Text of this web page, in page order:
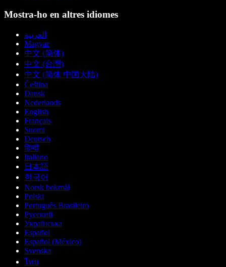
Mostra-ho en altres idiomes
العربية
Magyar
中文 (简体)
中文 (台灣)
中文 (简体 中国大陆)
Čeština
Dansk
Nederlands
English
Français
Suomi
Deutsch
हिन्दी
Italiano
日本語
한국어
Norsk bokmål
Polski
Português Brasileiro
Русский
Українська
Español
Español (México)
Svenska
ไทย